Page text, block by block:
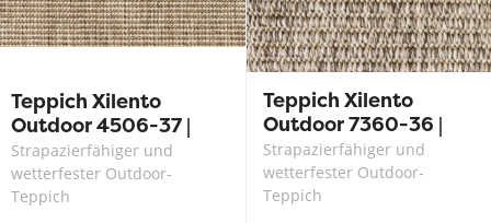
Teppich Xilento
Outdoor 4506-37 |
200 x 300 cm
Strapazierfähiger und
wetterfester Outdoor-
Teppich
Teppich Xilento
Outdoor 7360-36 |
200 x 300 cm
Strapazierfähiger und
wetterfester Outdoor-
Teppich